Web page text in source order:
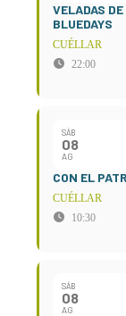
VELADAS
BLUEDAYS
CUÉLLAR
22:00
SÁB
08
AG
CON EL
CUÉLLAR
10:30
SÁB
08
AG